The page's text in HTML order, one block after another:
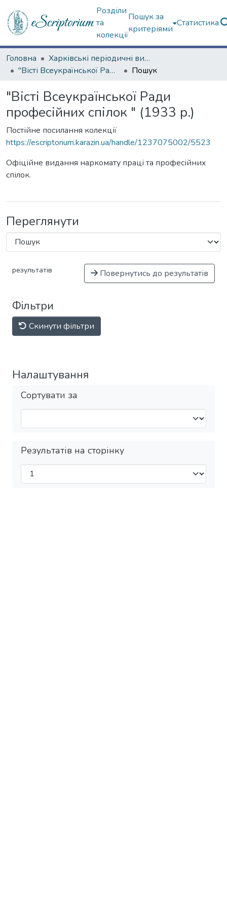
Розділи
та
колекції
Пошук за
критеріями
Статистика
Головна
Харківські періодичні видання
"Вісті Всеукраїнської Ради професійних спілок " (1933 р.)
Пошук
"Вісті Всеукраїнської Ради
професійних спілок " (1933 р.)
Постійне посилання колекції
https://escriptorium.karazin.ua/handle/1237075002/5523
Офіційне видання наркомату праці та професійних
спілок.
Переглянути
результатів Повернутись до результатів
Фільтри
Скинути фільтри
Налаштування
Сортувати за
Результатів на сторінку